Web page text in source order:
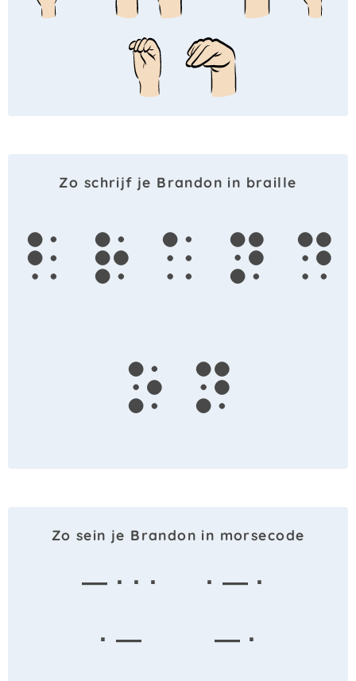
Zo schrijf je Brandon in braille
b r a n d
o n
Zo sein je Brandon in morsecode
— · · ·
· — ·
· —
— ·